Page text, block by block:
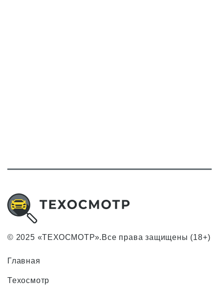
© 2025 «ТЕХОСМОТР».Все права защищены (18+)
Главная
Техосмотр